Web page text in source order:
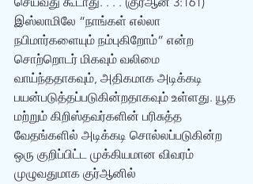
இஸ்லாமிலே “நாங்கள் எல்லா
நபிமார்களையும் நம்புகிறோம்” என்ற
சொற்றொடர் மிகவும் வலிமை
வாய்ந்ததாகவும், அதிகமாக அடிக்கடி
பயன்படுத்தப்படுகின்றதாகவும் உள்ளது. யூத
மற்றும் கிறிஸ்தவர்களின் பரிசுத்த
வேதங்களில் அடிக்கடி சொல்லப்படுகின்ற
ஒரு குறிப்பிட்ட முக்கியமான விவரம்
முழுவதுமாக குர்‍ஆனில்